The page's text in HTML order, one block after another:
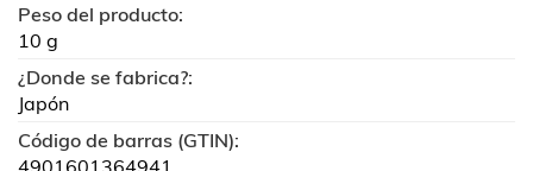
Peso del producto:
10 g
¿Donde se fabrica?:
Japón
Código de barras (GTIN):
4901601364941